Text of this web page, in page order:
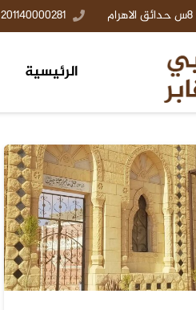
201140000281+
الرئيسية